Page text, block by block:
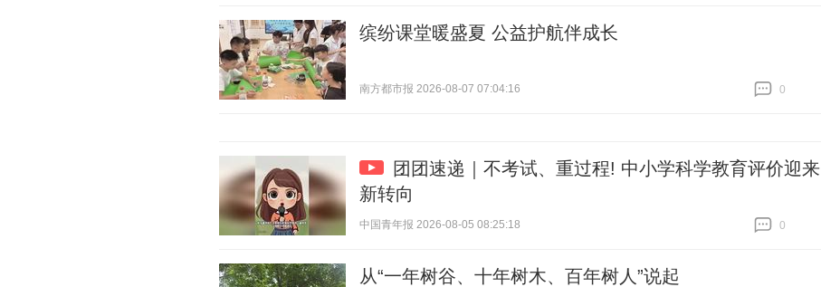
缤纷课堂暖盛夏 公益护航伴成长
南方都市报 2026-08-07 07:04:16
0
团团速递｜不考试、重过程! 中小学科学教育评价迎来
新转向
中国青年报 2026-08-05 08:25:18
0
从“一年树谷、十年树木、百年树人”说起